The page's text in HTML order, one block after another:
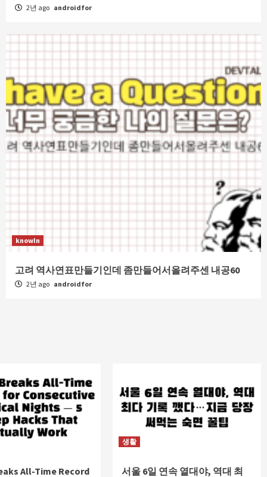
2년 ago androidfor
knowIn
고려 역사연표만들기인데 좀만들어서올려주센 내공60
2년 ago androidfor
All-Time Record
생활
서울 6일 연속 열대야, 역대 최